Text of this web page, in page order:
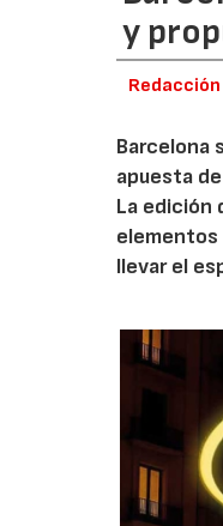
y
Barcelona
apuesta
La edición
elementos
llevar el